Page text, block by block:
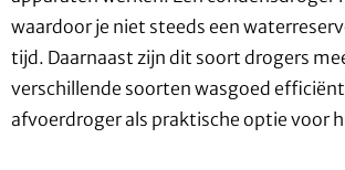
waardoor je niet steeds een
tijd. Daarnaast zijn dit soort drogers
verschillende soorten wasgoed
afvoerdroger als praktische optie voor